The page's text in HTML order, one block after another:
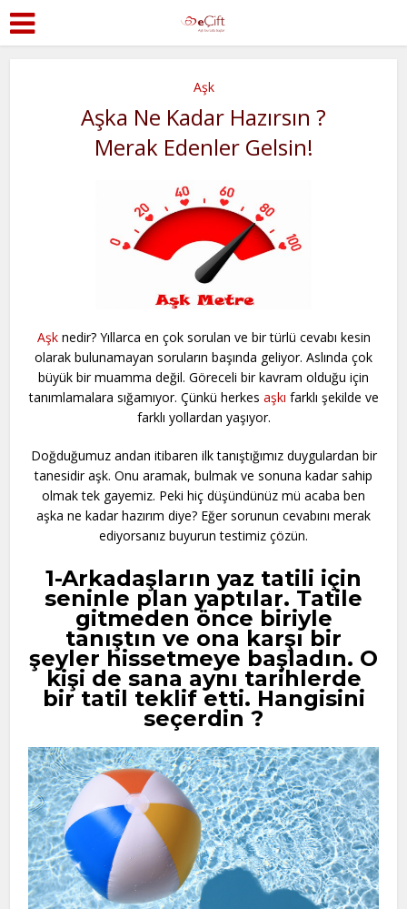
Aşk
Aşka Ne Kadar Hazırsın ?
Merak Edenler Gelsin!
Aşknedir? Yıllarca en çok sorulan ve bir türlü cevabı kesin
olarak bulunamayan soruların başında geliyor. Aslında çok
büyük bir muamma değil. Göreceli bir kavram olduğu için
tanımlamalara sığamıyor. Çünkü herkes aşkı farklı şekilde ve
farklı yollardan yaşıyor.
Doğduğumuz andan itibaren ilk tanıştığımız duygulardan bir
tanesidir aşk. Onu aramak, bulmak ve sonuna kadar sahip
olmak tek gayemiz. Peki hiç düşündünüz mü acaba ben
aşka ne kadar hazırım diye? Eğer sorunun cevabını merak
ediyorsanız buyurun testimiz çözün.
1-Arkadaşların yaz tatili için
seninle plan yaptılar. Tatile
gitmeden önce biriyle
tanıştın ve ona karşı bir
şeyler hissetmeye başladın. O
kişi de sana aynı tarihlerde
bir tatil teklif etti. Hangisini
seçerdin ?